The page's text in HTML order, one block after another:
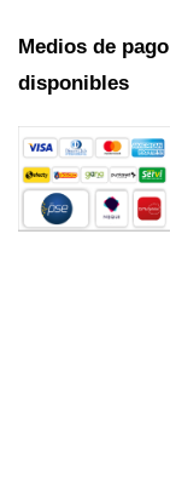
Medios de pago
disponibles